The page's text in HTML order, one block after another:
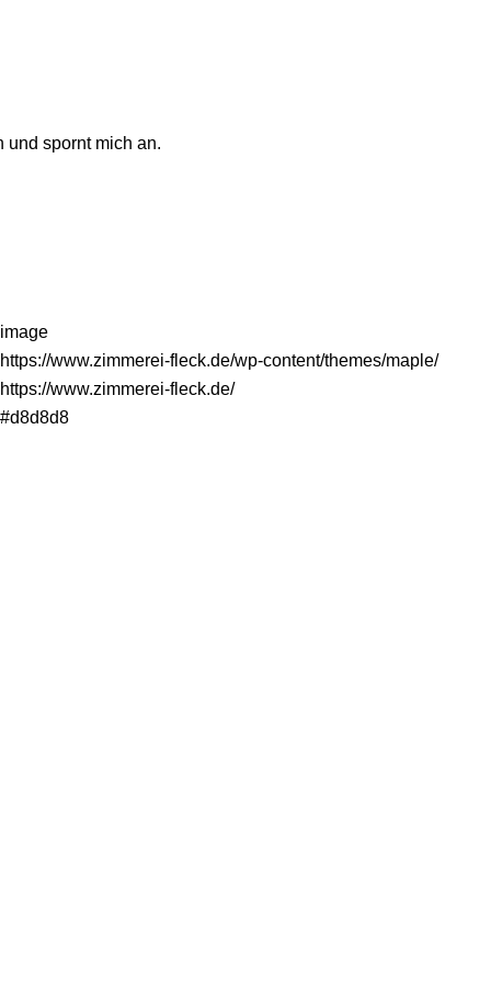
und spornt mich an.
image
https://www.zimmerei-fleck.de/wp-content/themes/maple/
https://www.zimmerei-fleck.de/
#d8d8d8